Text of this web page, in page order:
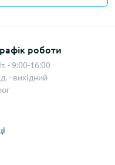
роботи
- 9:00-16:00
- вихідний